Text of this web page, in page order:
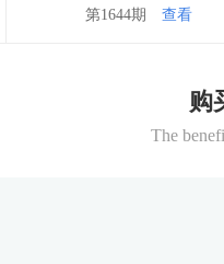
第1644期 查看
购
The